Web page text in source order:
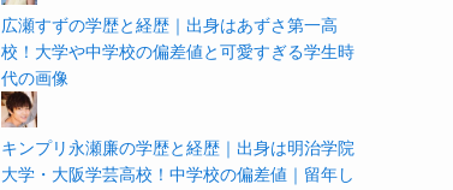
広瀬すずの学歴と経歴｜出身はあずさ第一高
校！大学や中学校の偏差値と可愛すぎる学生時
代の画像
キンプリ永瀬廉の学歴と経歴｜出身は明治学院
大学・大阪学芸高校！中学校の偏差値｜留年し